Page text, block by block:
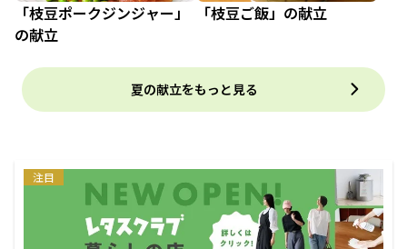
「枝豆ポークジンジャー」
の献立
「枝豆ご飯」の献立
夏の献立をもっと見る
注目